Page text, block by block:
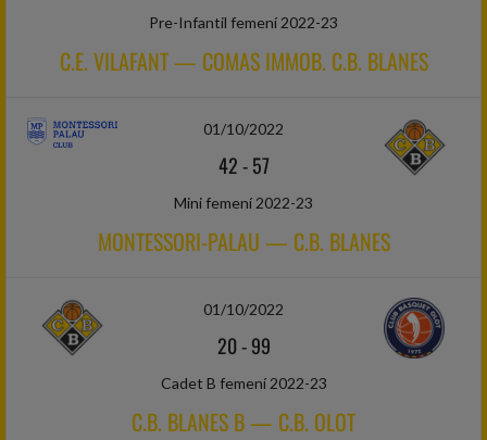
Pre-Infantil femení 2022-23
C.E. VILAFANT — COMAS IMMOB. C.B. BLANES
01/10/2022
42-57
Mini femení 2022-23
MONTESSORI-PALAU — C.B. BLANES
01/10/2022
20-99
Cadet B femení 2022-23
C.B. BLANES B — C.B. OLOT